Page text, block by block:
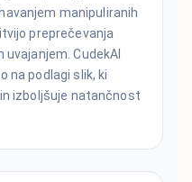
manipuliranih
preprečevanja
CudekAI
na podlagi slik, ki
izboljšuje natančnost